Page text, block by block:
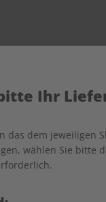
Es befinden sich
Ihr
das dem jeweiligen
wählen Sie bitte